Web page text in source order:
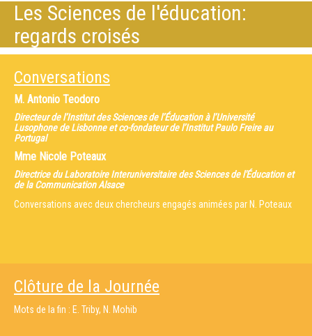
Les Sciences de l'éducation:
regards croisés
Conversations
M. Antonio Teodoro
Directeur de l’Institut des Sciences de l’Éducation à l’Université
Lusophone de Lisbonne et co-fondateur de l’Institut Paulo Freire au
Portugal
Mme Nicole Poteaux
Directrice du Laboratoire Interuniversitaire des Sciences de l'Éducation et
de la Communication Alsace
Conversations avec deux chercheurs engagés animées par N. Poteaux
Clôture de la Journée
Mots de la fin : E. Triby, N. Mohib